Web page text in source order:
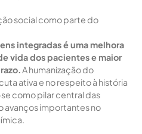
social como parte do
integradas é uma melhora
vida dos pacientes e maior
A humanização do
ativa e no respeito à história
como pilar central das
avanços importantes no